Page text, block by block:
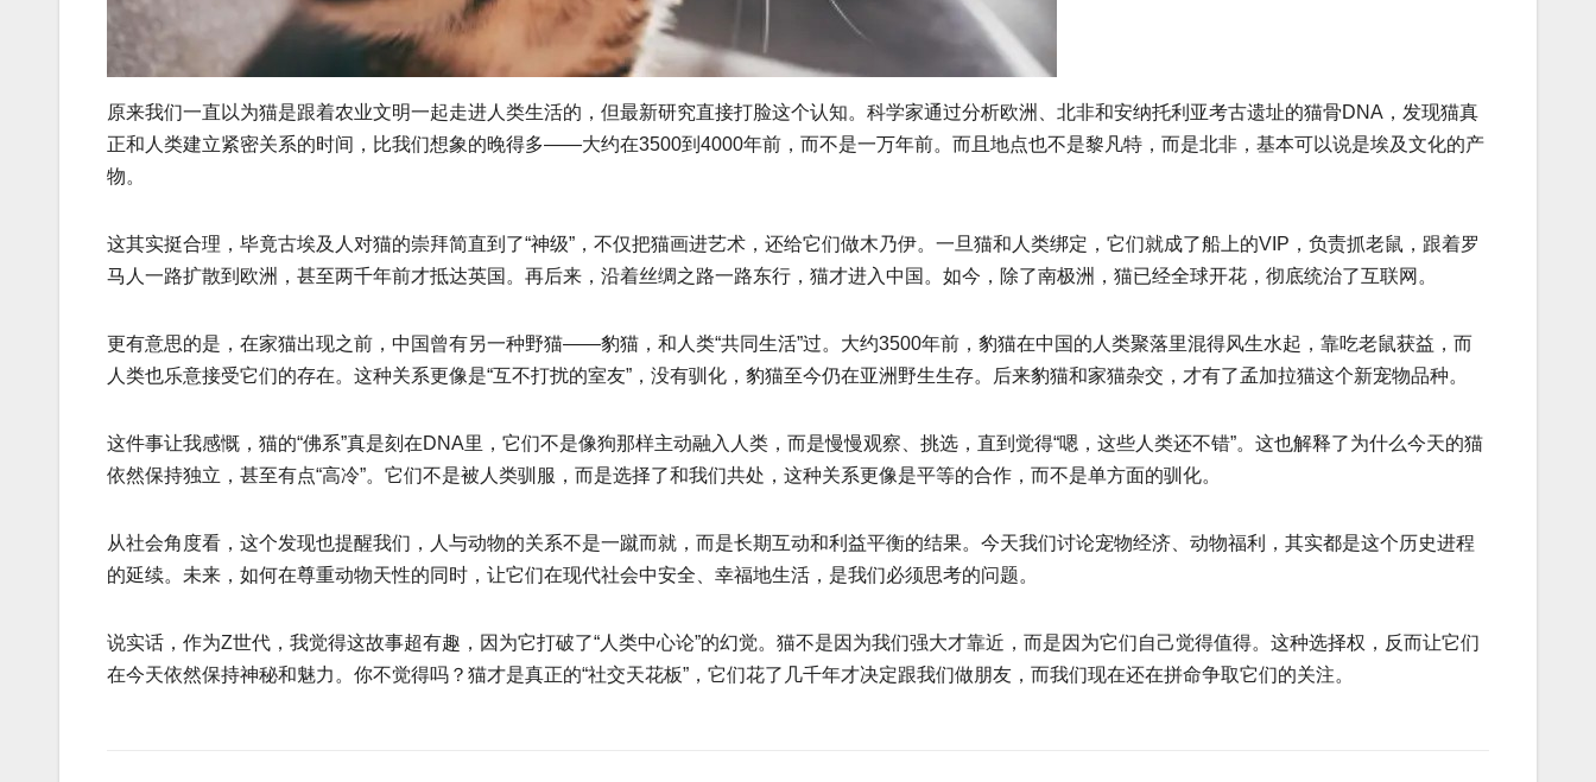
原来我们一直以为猫是跟着农业文明一起走进人类生活的，但最新研究直接打脸这个认知。科学家通过分析欧洲、北非和安纳托利亚考古遗址的猫骨DNA，发现猫真
正和人类建立紧密关系的时间，比我们想象的晚得多——大约在3500到4000年前，而不是一万年前。而且地点也不是黎凡特，而是北非，基本可以说是埃及文化的产
物。
这其实挺合理，毕竟古埃及人对猫的崇拜简直到了“神级”，不仅把猫画进艺术，还给它们做木乃伊。一旦猫和人类绑定，它们就成了船上的VIP，负责抓老鼠，跟着罗
马人一路扩散到欧洲，甚至两千年前才抵达英国。再后来，沿着丝绸之路一路东行，猫才进入中国。如今，除了南极洲，猫已经全球开花，彻底统治了互联网。
更有意思的是，在家猫出现之前，中国曾有另一种野猫——豹猫，和人类“共同生活”过。大约3500年前，豹猫在中国的人类聚落里混得风生水起，靠吃老鼠获益，而
人类也乐意接受它们的存在。这种关系更像是“互不打扰的室友”，没有驯化，豹猫至今仍在亚洲野生生存。后来豹猫和家猫杂交，才有了孟加拉猫这个新宠物品种。
这件事让我感慨，猫的“佛系”真是刻在DNA里，它们不是像狗那样主动融入人类，而是慢慢观察、挑选，直到觉得“嗯，这些人类还不错”。这也解释了为什么今天的猫
依然保持独立，甚至有点“高冷”。它们不是被人类驯服，而是选择了和我们共处，这种关系更像是平等的合作，而不是单方面的驯化。
从社会角度看，这个发现也提醒我们，人与动物的关系不是一蹴而就，而是长期互动和利益平衡的结果。今天我们讨论宠物经济、动物福利，其实都是这个历史进程
的延续。未来，如何在尊重动物天性的同时，让它们在现代社会中安全、幸福地生活，是我们必须思考的问题。
说实话，作为Z世代，我觉得这故事超有趣，因为它打破了“人类中心论”的幻觉。猫不是因为我们强大才靠近，而是因为它们自己觉得值得。这种选择权，反而让它们
在今天依然保持神秘和魅力。你不觉得吗？猫才是真正的“社交天花板”，它们花了几千年才决定跟我们做朋友，而我们现在还在拼命争取它们的关注。